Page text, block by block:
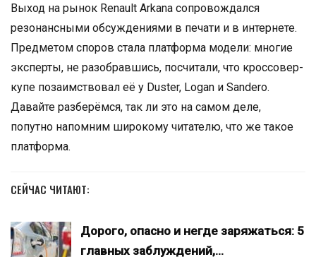
Выход на рынок Renault Arkana сопровождался
резонансными обсуждениями в печати и в интернете.
Предметом споров стала платформа модели: многие
эксперты, не разобравшись, посчитали, что кроссовер-
купе позаимствовал её у Duster, Logan и Sandero.
Давайте разберёмся, так ли это на самом деле,
попутно напомним широкому читателю, что же такое
платформа.
СЕЙЧАС ЧИТАЮТ:
Дорого, опасно и негде заряжаться: 5
главных заблуждений,…